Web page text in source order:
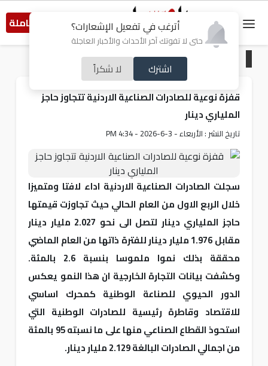
أترغب في تفعيل الإشعارات؟
حتى لا تفوتك آخر الأحداث والأخبار العاجلة
اشترك لا شكراً
النسخة الكاملة
اقتصاد
قفزة نوعية للصادرات الصناعية الاردنية تتجاوز حاجز
الملياري دينار
تاريخ النشر : الأربعاء - 3-6-2026 - 4:34 PM
سجلت الصادرات الصناعية الاردنية اداء لافتا ومتميزا
خلال الربع الاول من العام الحالي حيث تجاوزت قيمتها
حاجز الملياري دينار لتصل الى نحو 2.027 مليار دينار
مقابل 1.976 مليار دينار للفترة ذاتها من العام الماضي
محققة بذلك نموا ملموسا بنسبة 2.6 بالمئة.
وكشفت بيانات التجارة الخارجية ان هذا النمو يعكس
الدور الحيوي للصناعة الوطنية كمحرك اساسي
للاقتصاد وقاطرة رئيسية للصادرات الوطنية التي
استحوذ القطاع الصناعي منها على ما نسبته 95 بالمئة
من اجمالي الصادرات البالغة 2.129 مليار دينار.